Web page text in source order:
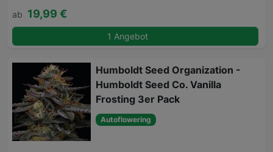
ab 19,99 €
1 Angebot
Humboldt Seed Organization -
Humboldt Seed Co. Vanilla
Frosting 3er Pack
Autoflowering